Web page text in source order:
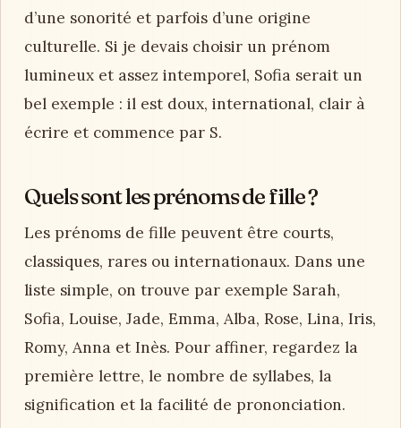
d’une sonorité et parfois d’une origine
culturelle. Si je devais choisir un prénom
lumineux et assez intemporel, Sofia serait un
bel exemple : il est doux, international, clair à
écrire et commence par S.
Quels sont les prénoms de fille ?
Les prénoms de fille peuvent être courts,
classiques, rares ou internationaux. Dans une
liste simple, on trouve par exemple Sarah,
Sofia, Louise, Jade, Emma, Alba, Rose, Lina, Iris,
Romy, Anna et Inès. Pour affiner, regardez la
première lettre, le nombre de syllabes, la
signification et la facilité de prononciation.